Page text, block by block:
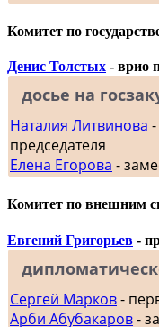
Комитет по
Денис Толстых - врио
досье на
Наталия Литвинова
председателя
Елена Егорова -
Комитет по внешним
Евгений Григорьев -
Сергей Марков-
Арби Абубакаров-